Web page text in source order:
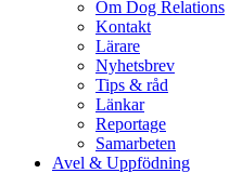
Om Dog Relations
Kontakt
Lärare
Nyhetsbrev
Tips & råd
Länkar
Reportage
Samarbeten
Avel & Uppfödning